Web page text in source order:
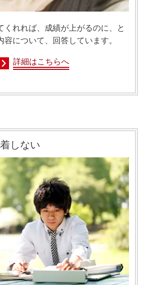
くれれば、成績が上がるのに、と
容について、回答しています。
詳細はこちらへ
しない